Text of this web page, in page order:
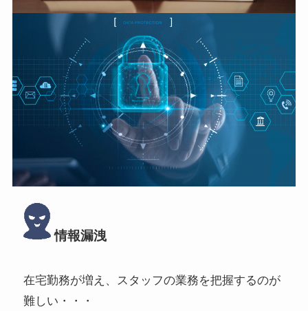
情報漏洩
在宅勤務が増え、スタッフの業務を把握するのが
難しい・・・